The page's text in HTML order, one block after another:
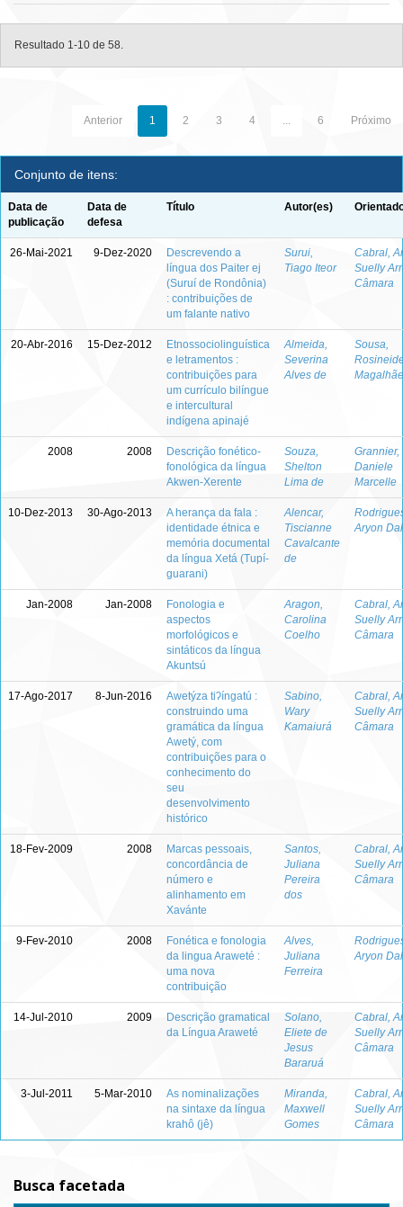
Resultado 1-10 de 58.
Anterior 1 2 3 4 ... 6 Próximo
Conjunto de itens:
Data de
publicação
Data de
defesa
Título Autor(es)
26-Mai-2021 9-Dez-2020
Descrevendo a
língua dos Paiter ej
(Suruí de Rondônia)
: contribuições de
um falante nativo
Surui,
Tiago Iteor
Cabral,
Suelly
Câmara
20-Abr-2016 15-Dez-2012
Etnossociolinguística
e letramentos :
contribuições para
um currículo bilíngue
e intercultural
indígena apinajé
Almeida,
Severina
Alves de
Sousa,
2008 2008
Descrição fonético-
fonológica da língua
Akwen-Xerente
Souza,
Shelton
Lima de
Grannier,
Daniele
Marcelle
10-Dez-2013 30-Ago-2013
A herança da fala :
identidade étnica e
memória documental
da língua Xetá (Tupí-
guarani)
Alencar,
Tiscianne
Cavalcante
de
Aryon
Jan-2008 Jan-2008
Fonologia e
aspectos
morfológicos e
sintáticos da língua
Akuntsú
Aragon,
Carolina
Coelho
Cabral,
Suelly
Câmara
17-Ago-2017 8-Jun-2016
Awetýza tiʔíngatú :
construindo uma
gramática da língua
Awetý, com
contribuições para o
conhecimento do
seu
desenvolvimento
histórico
Sabino,
Wary
Kamaiurá
Cabral,
Suelly
Câmara
18-Fev-2009 2008
Marcas pessoais,
concordância de
número e
alinhamento em
Xavánte
Santos,
Juliana
Pereira
dos
Cabral,
Suelly
Câmara
9-Fev-2010 2008
Fonética e fonologia
da lingua Araweté :
uma nova
contribuição
Alves,
Juliana
Ferreira
Aryon
14-Jul-2010 2009
Descrição gramatical
da Língua Araweté
Solano,
Eliete de
Jesus
Bararuá
Cabral,
Suelly
Câmara
3-Jul-2011 5-Mar-2010
As nominalizações
na sintaxe da língua
krahô (jê)
Miranda,
Maxwell
Gomes
Cabral,
Suelly
Câmara
Busca facetada